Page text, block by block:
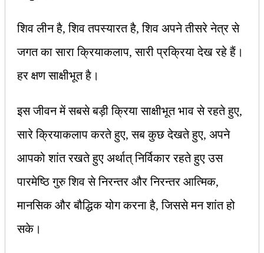
शिव लीन है, शिव तपस्यारत है, शिव अपने तीसरे नेत्र से
जगत का सारा क्रियाकलाप, सारी प्रक्रिया देख रहे हैं।
हर क्षण साक्षीभूत है।
इस जीवन में सबसे बड़ी क्रिया साक्षीभूत भाव से रहते हुए,
सारे क्रियाकलाप करते हुए, सब कुछ देखते हुए, अपने
आपको शांत रखते हुए अर्थात् निर्विकार रहते हुए उस
पारमेष्ठि गुरु शिव से निरन्तर और निरन्तर आत्मिक,
मानसिक और बौद्धिक योग करना है, जिससे मन शांत हो
सके।